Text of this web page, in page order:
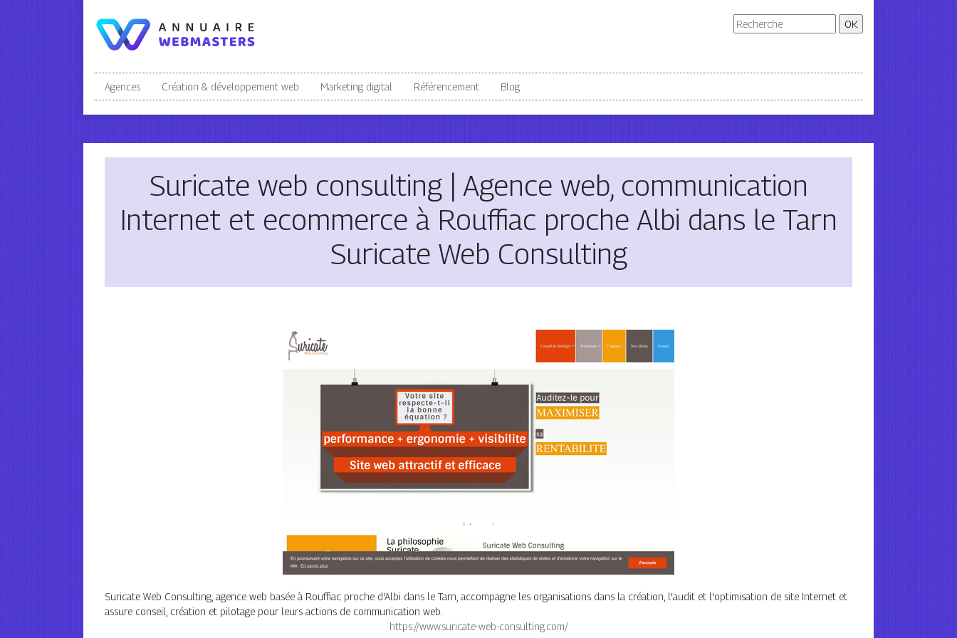
Agences Création & développement web Marketing digital Référencement Blog
Suricate web consulting | Agence web, com­munica­tion
Internet et ecommerce à Rouffiac proche Albi dans le Tarn
Suricate Web Consulting
Suricate Web Consulting, agence web basée à Rouffiac proche d'Albi dans le Tarn, accompagne les organisations dans la création, l'audit et l'optimisation de site Internet et
assure conseil, création et pilotage pour leurs actions de communication web.
https://www.suricate-web-consulting.com/